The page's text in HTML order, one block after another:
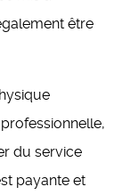
être
du service
payante et